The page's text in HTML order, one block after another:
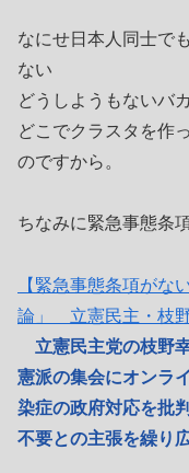
なにせ日本人同士で
ない
どうしようもないバ
どこでクラスタを作
のですから。
ちなみに緊急事態条
【緊急事態条項がな
論」 立憲民主・枝野
立憲民主党の枝野
憲派の集会にオンラ
染症の政府対応を批
不要との主張を繰り